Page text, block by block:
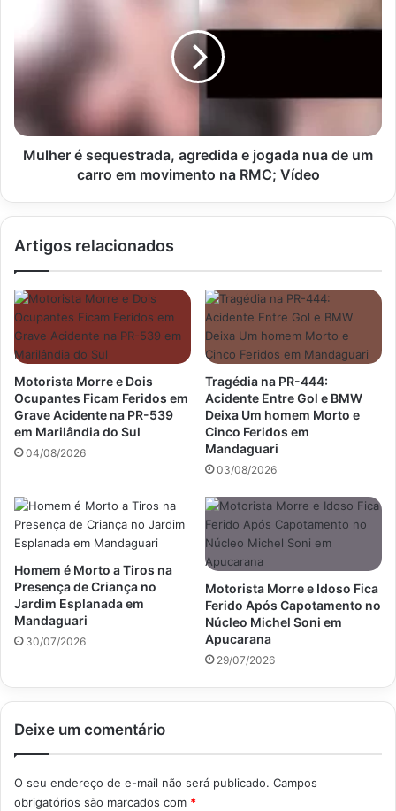
Arapongas
agredida
e
jogada
um
carro
Vídeo
Mulher é sequestrada, agredida e jogada nua de um
carro em movimento na RMC; Vídeo
Artigos relacionados
Motorista Morre e Dois
Ocupantes Ficam Feridos em
Grave Acidente na PR-539
em Marilândia do Sul
04/08/2026
Tragédia na PR-444:
Acidente Entre Gol e BMW
Deixa Um homem Morto e
Cinco Feridos em
Mandaguari
03/08/2026
Homem é Morto a Tiros na
Presença de Criança no
Jardim Esplanada em
Mandaguari
30/07/2026
Motorista Morre e Idoso Fica
Ferido Após Capotamento no
Núcleo Michel Soni em
Apucarana
29/07/2026
Deixe um comentário
O seu endereço de e-mail não será publicado. Campos
obrigatórios são marcados com *